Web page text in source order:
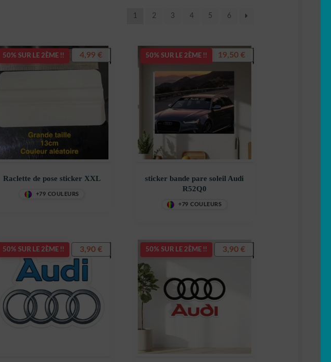
1 2 3 4 5 6
50% SUR LE 2ÈME !!
Raclette de pose sticker XXL
+79 COULEURS
4,99€ 50% SUR LE 2ÈME !!
sticker bande pare soleil Audi
R52Q0
+79 COULEURS
19,50 €
50% SUR LE 2ÈME !! 3,90€ 50% SUR LE 2ÈME !! 3,90 €